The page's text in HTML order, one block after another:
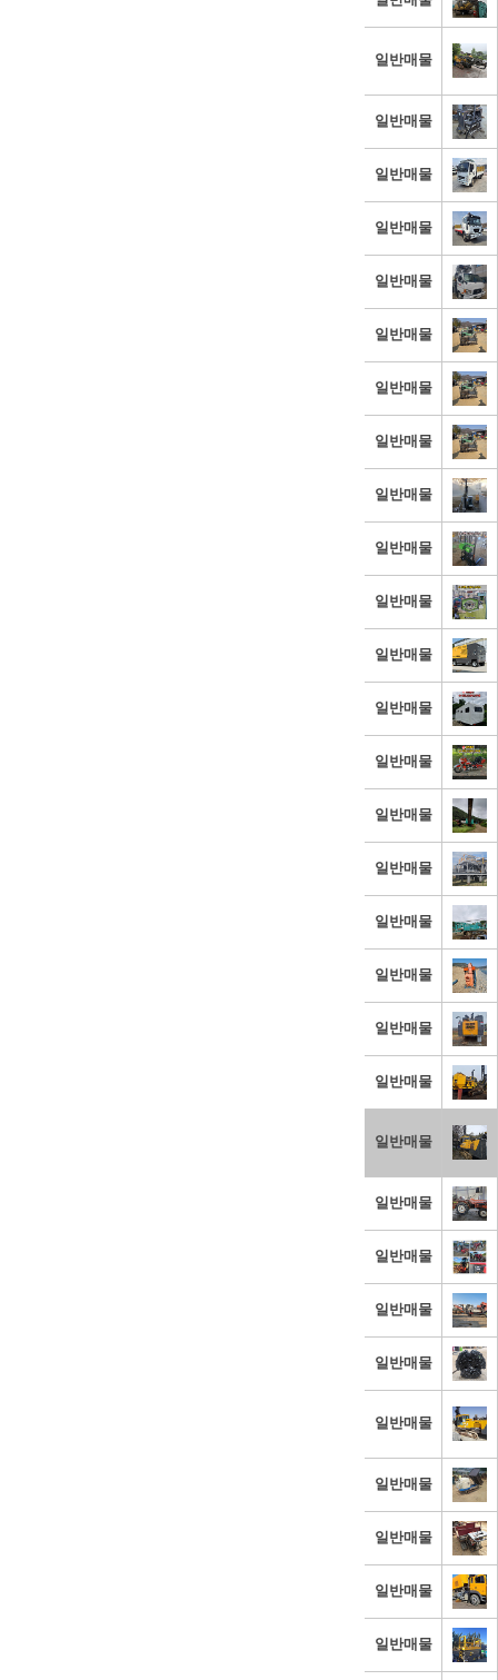
일반매물
일반매물
일반매물
일반매물
일반매물
일반매물
일반매물
일반매물
일반매물
일반매물
일반매물
일반매물
일반매물
일반매물
일반매물
일반매물
일반매물
일반매물
일반매물
일반매물
일반매물
일반매물
일반매물
일반매물
일반매물
일반매물
일반매물
일반매물
일반매물
일반매물